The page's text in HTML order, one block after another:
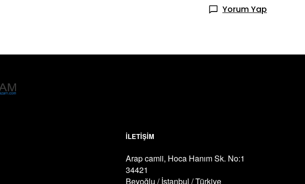
Yorum Yap
İLETİŞİM
Arap camii, Hoca Hanım Sk. No:1
34421
Beyoğlu / İstanbul / Türkiye